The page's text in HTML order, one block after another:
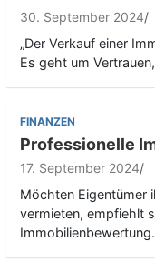
30. September 2024
„Der Verkauf einer
Es geht um
FINANZEN
Professionelle
17. September 2024
Möchten Eigentümer
vermieten, empfiehlt